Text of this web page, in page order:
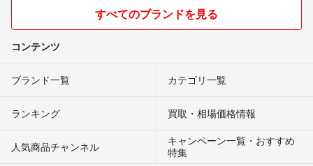
すべてのブランドを見る
コンテンツ
ブランド一覧 カテゴリ一覧
ランキング 買取・相場価格情報
人気商品チャンネル
キャンペーン一覧・おすすめ
特集